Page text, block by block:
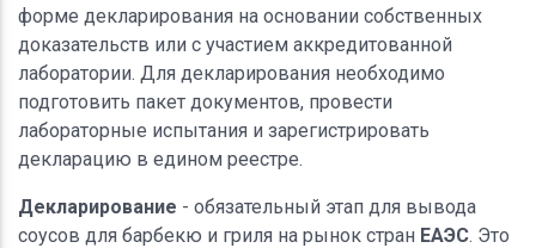
форме декларирования на основании собственных
доказательств или с участием аккредитованной
лаборатории. Для декларирования необходимо
подготовить пакет документов, провести
лабораторные испытания и зарегистрировать
декларацию в едином реестре.
Декларирование - обязательный этап для вывода
соусов для барбекю и гриля на рынок стран ЕАЭС. Это